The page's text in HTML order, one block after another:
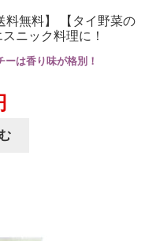
料無料】 【タイ野菜の
ニック料理に！
は香り味が格別！